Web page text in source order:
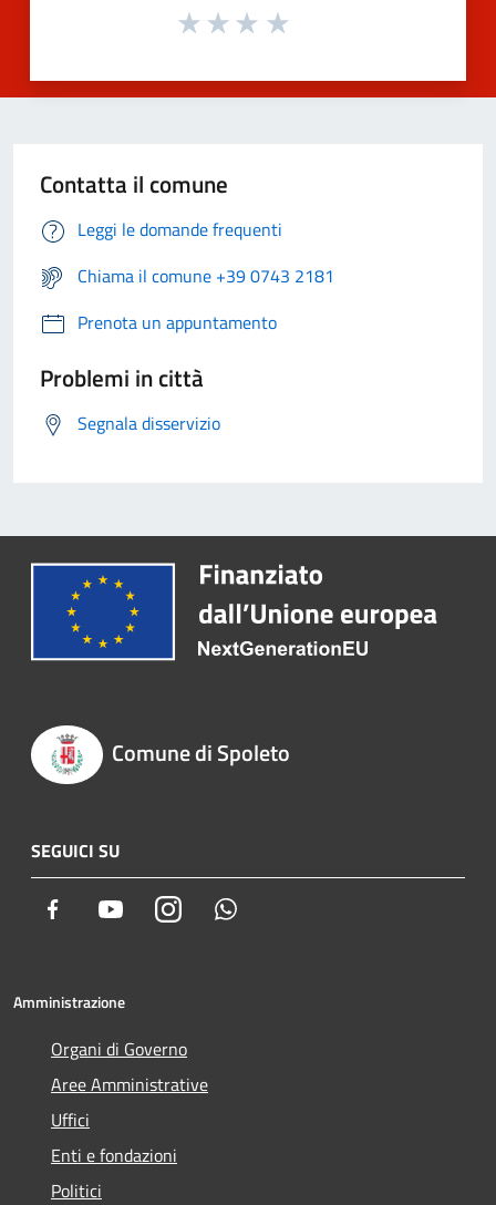
Contatta il comune
Leggi le domande frequenti
Chiama il comune +39 0743 2181
Prenota un appuntamento
Problemi in città
Segnala disservizio
Comune di Spoleto
SEGUICI SU
Facebook YoutubeInstagram
Amministrazione
Organi di Governo
Aree Amministrative
Uffici
Enti e fondazioni
Politici